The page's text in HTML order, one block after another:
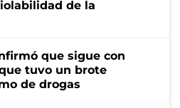
de la
que sigue con
tuvo un brote
de drogas